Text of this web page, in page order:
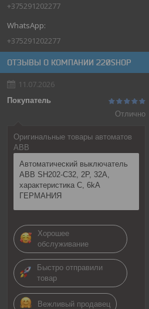
+375291202277
+375291202277
ОТЗЫВЫ О КОМПАНИИ 220SHOP
11.07.2026
Покупатель
Отлично
Оригинальные товары автоматов
ABB
Автоматический выключатель
ABB SH202-C32, 2P, 32А,
характеристика C, 6kA
ГЕРМАНИЯ
Хорошее
обслуживание
Быстро отправили
товар
Вежливый продавец